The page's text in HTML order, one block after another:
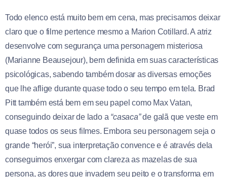
Todo elenco está muito bem em cena, mas precisamos deixar
claro que o filme pertence mesmo a Marion Cotillard. A atriz
desenvolve com segurança uma personagem misteriosa
(Marianne Beausejour), bem definida em suas características
psicológicas, sabendo também dosar as diversas emoções
que lhe aflige durante quase todo o seu tempo em tela. Brad
Pitt também está bem em seu papel como Max Vatan,
conseguindo deixar de lado a “casaca”de galã que veste em
quase todos os seus filmes. Embora seu personagem seja o
grande “herói”, sua interpretação convence e é através dela
conseguimos enxergar com clareza as mazelas de sua
persona, as dores que invadem seu peito e o transforma em